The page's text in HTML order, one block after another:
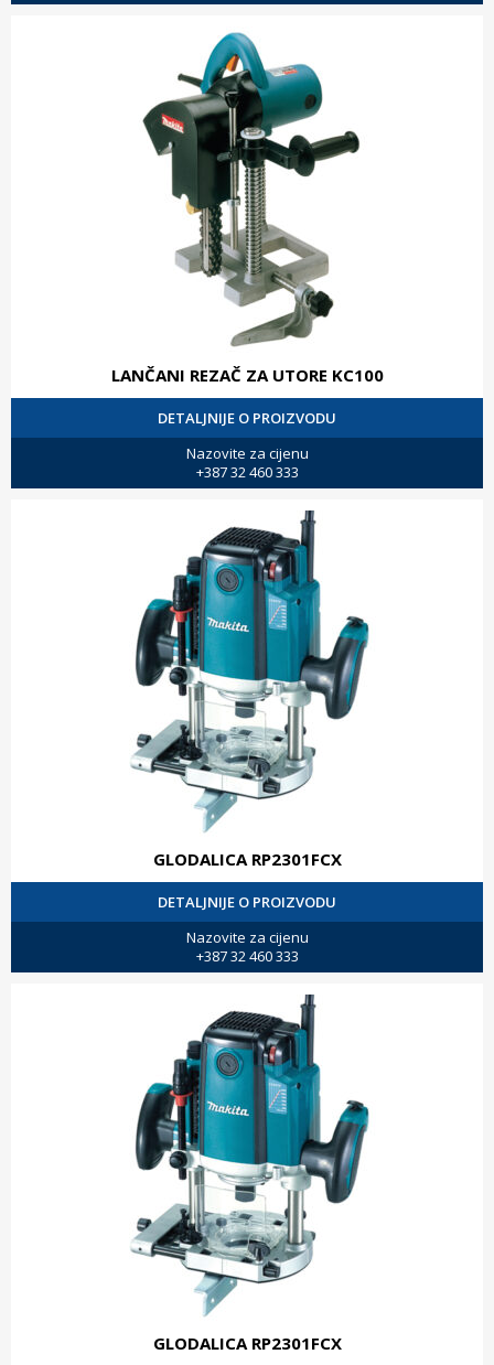
LANČANI REZAČ ZA UTORE KC100
DETALJNIJE O PROIZVODU
Nazovite za cijenu
+387 32 460 333
GLODALICA RP2301FCX
DETALJNIJE O PROIZVODU
Nazovite za cijenu
+387 32 460 333
GLODALICA RP2301FCX